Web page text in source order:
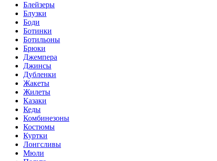
Блейзеры
Блузки
Боди
Ботинки
Ботильоны
Брюки
Джемпера
Джинсы
Дубленки
Жакеты
Жилеты
Казаки
Кеды
Комбинезоны
Костюмы
Куртки
Лонгсливы
Мюли